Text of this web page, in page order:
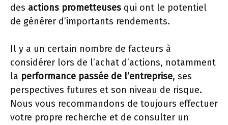
des actions prometteuses qui ont le potentiel
de générer d’importants rendements.
Il y a un certain nombre de facteurs à
considérer lors de l’achat d’actions, notamment
la performance passée de l’entreprise, ses
perspectives futures et son niveau de risque.
Nous vous recommandons de toujours effectuer
votre propre recherche et de consulter un